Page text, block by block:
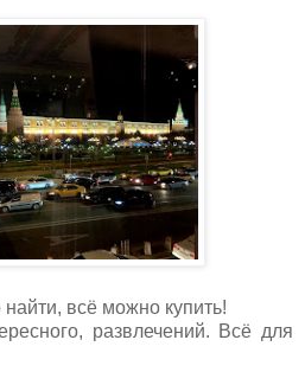
всё можно купить!
развлечений. Всё для